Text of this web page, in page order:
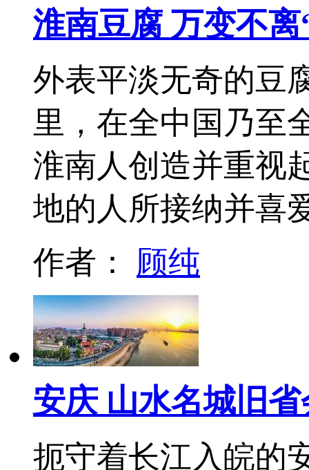
淮南豆腐 万变不
外表平淡无奇的豆
里，在全中国乃至
淮南人创造并重视
地的人所接纳并
作者： 顾纯
安庆 山水名城旧
扼守着长江入皖的